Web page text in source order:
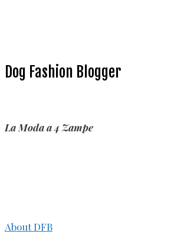
Dog Fashion Blogger
La Moda a 4 Zampe
About DFB